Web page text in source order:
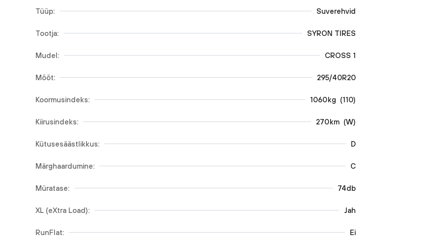
Tüüp: Suverehvid
Tootja: SYRON TIRES
Mudel: CROSS 1
Mõõt: 295/40R20
Koormusindeks: 1060kg (110)
Kiirusindeks: 270km (W)
Kütusesäästlikkus: D
Märghaardumine: C
Müratase: 74db
XL (eXtra Load): Jah
RunFlat: Ei